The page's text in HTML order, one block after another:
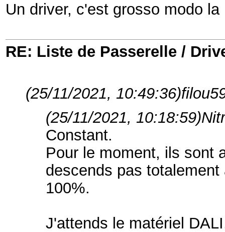
Un driver, c'est grosso modo
RE: Liste de Passerelle /
(25/11/2021, 10:49:36)
(25/11/2021, 10:18:59)
Constant.
Pour le moment, ils sont
descends pas
100%.
J'attends le matériel